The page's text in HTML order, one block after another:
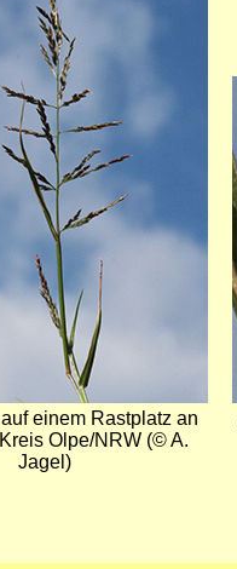
einem Rastplatz an
Olpe/NRW (© A.
Jagel)